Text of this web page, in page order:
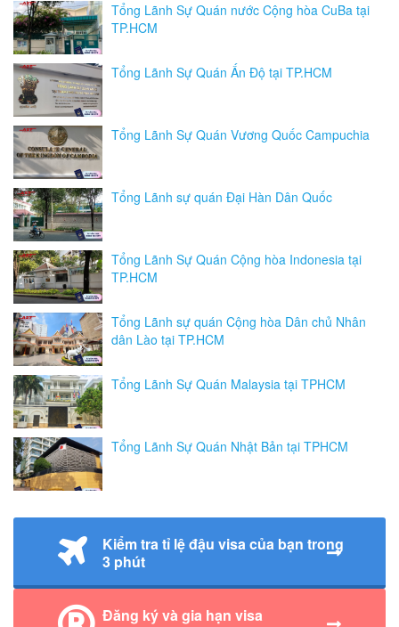
Tổng Lãnh Sự Quán nước Cộng hòa CuBa tại
TP.HCM
Tổng Lãnh Sự Quán Ấn Độ tại TP.HCM
Tổng Lãnh Sự Quán Vương Quốc Campuchia
Tổng Lãnh sự quán Đại Hàn Dân Quốc
Tổng Lãnh Sự Quán Cộng hòa Indonesia tại
TP.HCM
Tổng Lãnh sự quán Cộng hòa Dân chủ Nhân
dân Lào tại TP.HCM
Tổng Lãnh Sự Quán Malaysia tại TPHCM
Tổng Lãnh Sự Quán Nhật Bản tại TPHCM
Kiểm tra tỉ lệ đậu visa của bạn trong
3 phút
Đăng ký và gia hạn visa